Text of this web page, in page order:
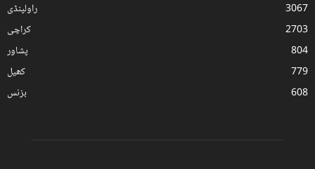
راولپنڈی
3067
کراچی
2703
پشاور
804
کھیل
779
بزنس
608